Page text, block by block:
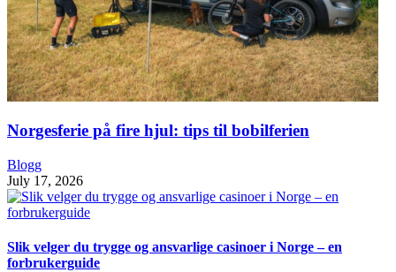
Norgesferie på fire hjul: tips til bobilferien
Blogg
July 17, 2026
Slik velger du trygge og ansvarlige casinoer i Norge – en
forbrukerguide